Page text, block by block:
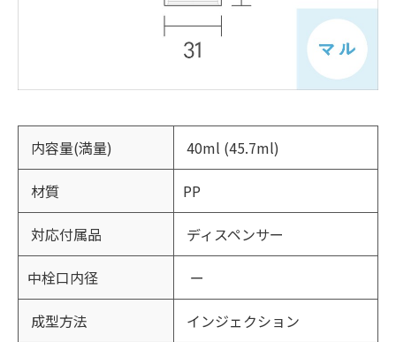
内容量(満量) 40ml (45.7ml)
材質 PP
対応付属品 ディスペンサー
中栓口内径 ー
成型方法 インジェクション